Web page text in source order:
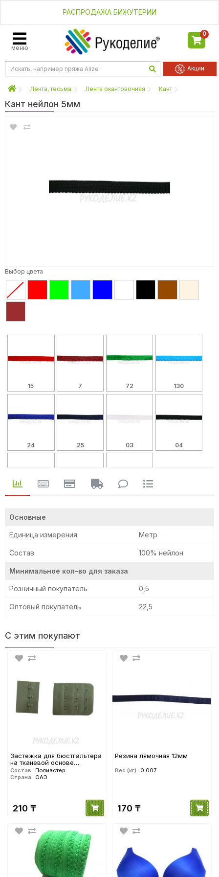
РАСПРОДАЖА БИЖУТЕРИИ
меню
0
Акции
Лента, тесьма Лента окантовочная Кант
Кант нейлон 5мм
Основные
Единица измерения Метр
Состав 100% нейлон
Минимальное кол-во для заказа
Розничный покупатель 0,5
Оптовый покупатель 22,5
Выбор цвета
15 7 72 130
24 25 03 04
С этим покупают
Застежка для бюстгальтера
на тканевой основе
(40*50мм) в 3*3 ряда
Angelica Fashion
Состав: Полиэстер
Страна: ОАЭ
210 ₸
Резина лямочная 12мм
Вес (кг): 0.007
170 ₸